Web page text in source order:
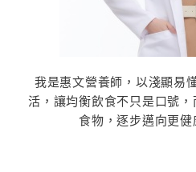
我是惠文營養師，以淺顯易
活，讓均衡飲食不只是口號
食物，逐步邁向更健